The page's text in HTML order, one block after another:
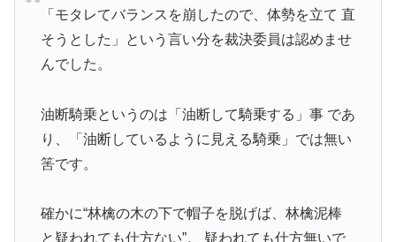
「モタレてバランスを崩したので、体勢を立て 直
そうとした」という言い分を裁決委員は認めませ
んでした。
油断騎乗というのは「油断して騎乗する」事 であ
り、「油断しているように見える騎乗」では無い
筈です。
確かに“林檎の木の下で帽子を脱げば、林檎泥棒
と疑われても仕方ない”。 疑われても仕方無いで